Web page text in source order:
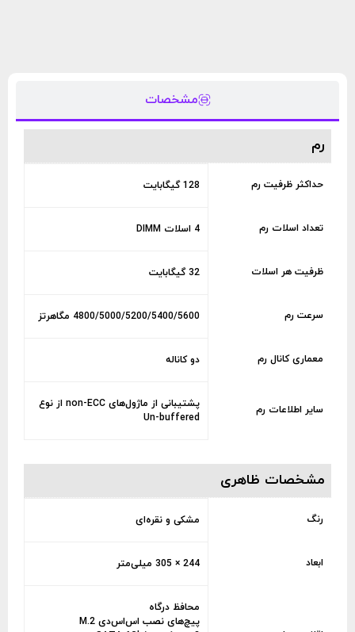
مشخصات
رم
حداکثر ظرفیت رم 128 گیگابایت
تعداد اسلات رم 4 اسلات DIMM
ظرفیت هر اسلات 32 گیگابایت
سرعت رم 4800/5000/5200/5400/5600 مگاهرتز
معماری کانال رم دو کاناله
سایر اطلاعات رم
پشتیبانی از ماژول‌های non-ECC از نوع
Un-buffered
مشخصات ظاهری
رنگ مشکی و نقره‌ای
ابعاد 244 × 305 میلی‌متر
محافظ درگاه
پیچ‌های نصب اس‌اس‌دی M.2